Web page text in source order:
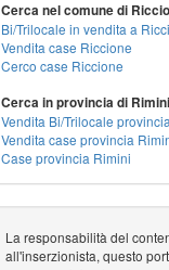
Cerca nel comune di
Bi/Trilocale in vendita a
Vendita case Riccione
Cerco case Riccione
Cerca in provincia di Rimini
Vendita Bi/Trilocale
Vendita case provincia
Case provincia Rimini
La responsabilità del
all'inserzionista, questo